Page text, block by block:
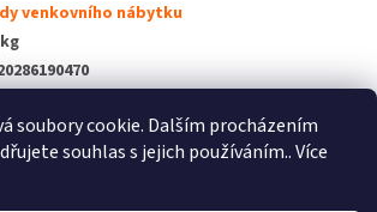
soubory cookie. Dalším procházením
souhlas s jejich používáním.. Více
venkovního nábytku